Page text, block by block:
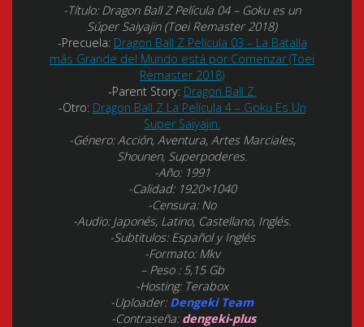
-Título: Dragon Ball Z Película 04 – Goku es un
Súper Saiyajin (Toei Remaster 2018)
-Precuela: Dragon Ball Z Película 03 – La Batalla
más Grande del Mundo está por Comenzar (Toei
Remaster 2018)
-Parent Story: Dragon Ball Z.
-Otro: Dragon Ball Z La Película 4 – Goku Es Un
Super Saiyajin.
-Género: Acción, Aventura, Artes Marciales,
Shounen, Superpoderes.
-Año: 1991
-Calidad: 1920×1040
-Censura: No
-Audio: Japonés, Latino, Castellano, Inglés.
-Subtitulos: Español y Inglés
-Formato: Mkv
– Peso : 5,15 Gb
-Hosting: Terabox
-Uploader: Dengeki Team
-Contraseña: dengeki-plus